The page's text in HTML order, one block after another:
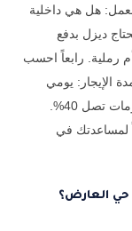
هل هي داخلية
ديزل بدفع
رملية. رابعاً احسب
الإيجار: يومي
للمهام القصيرة أو شهري للمشاريع الطويلة بخصومات تصل 40%.
لمساعدتك في
حي العارض؟